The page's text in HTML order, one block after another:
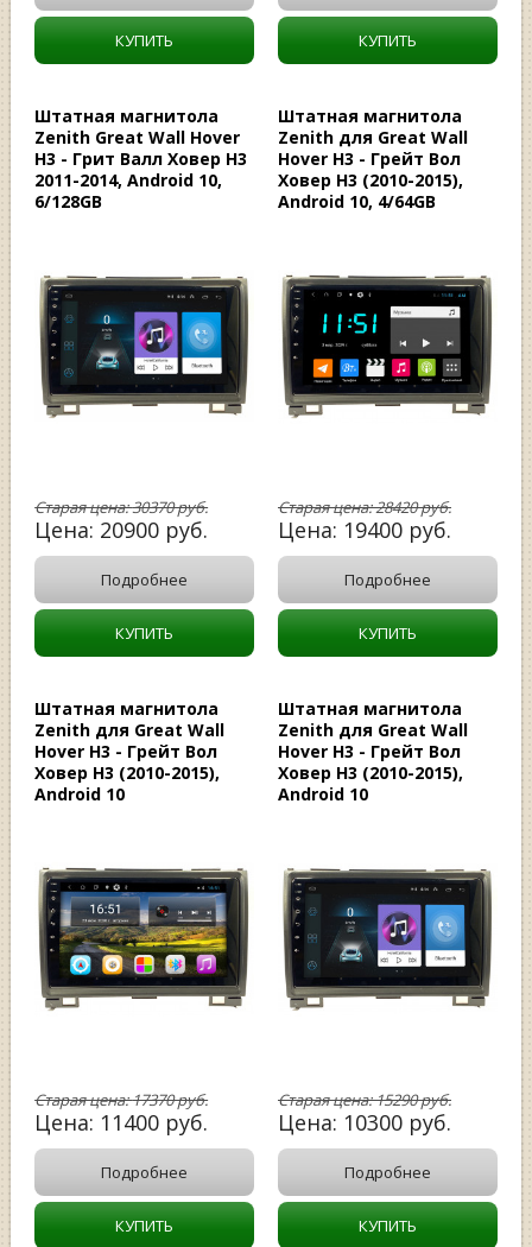
КУПИТЬ КУПИТЬ
Штатная магнитола
Zenith Great Wall Hover
H3 - Грит Валл Ховер Н3
2011-2014, Android 10,
6/128GB
Старая цена:30370руб.
Цена: 20900 руб.
Подробнее
КУПИТЬ
Штатная магнитола
Zenith для Great Wall
Hover H3 - Грейт Вол
Ховер Н3 (2010-2015),
Android 10, 4/64GB
Старая цена:28420руб.
Цена: 19400 руб.
Подробнее
КУПИТЬ
Штатная магнитола
Zenith для Great Wall
Hover H3 - Грейт Вол
Ховер Н3 (2010-2015),
Android 10
Старая цена:17370руб.
Цена: 11400 руб.
Подробнее
КУПИТЬ
Штатная магнитола
Zenith для Great Wall
Hover H3 - Грейт Вол
Ховер Н3 (2010-2015),
Android 10
Старая цена:15290руб.
Цена: 10300 руб.
Подробнее
КУПИТЬ